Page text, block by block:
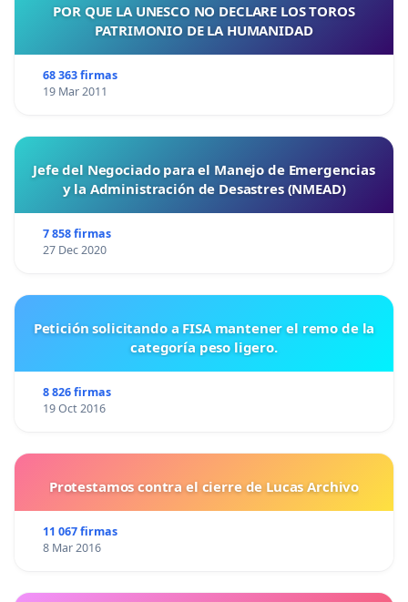
POR QUE LA UNESCO NO DECLARE LOS TOROS
PATRIMONIO DE LA HUMANIDAD
68 363 firmas
19 Mar 2011
Jefe del Negociado para el Manejo de Emergencias
y la Administración de Desastres (NMEAD)
7 858 firmas
27 Dec 2020
Petición solicitando a FISA mantener el remo de la
categoría peso ligero.
8 826 firmas
19 Oct 2016
Protestamos contra el cierre de Lucas Archivo
11 067 firmas
8 Mar 2016